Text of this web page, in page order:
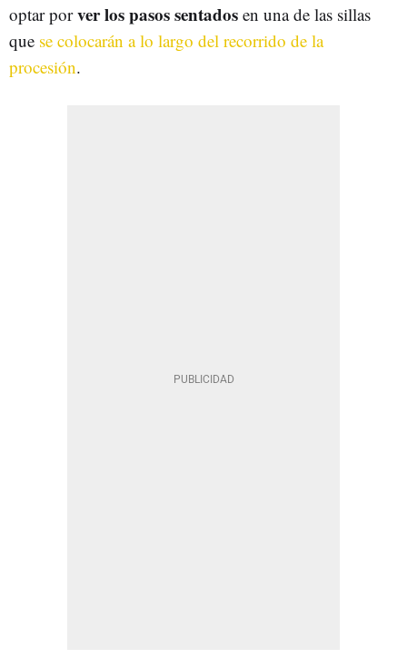
optar porver los pasos sentados en una de las sillas
que se colocarán a lo largo del recorrido de la
procesión.